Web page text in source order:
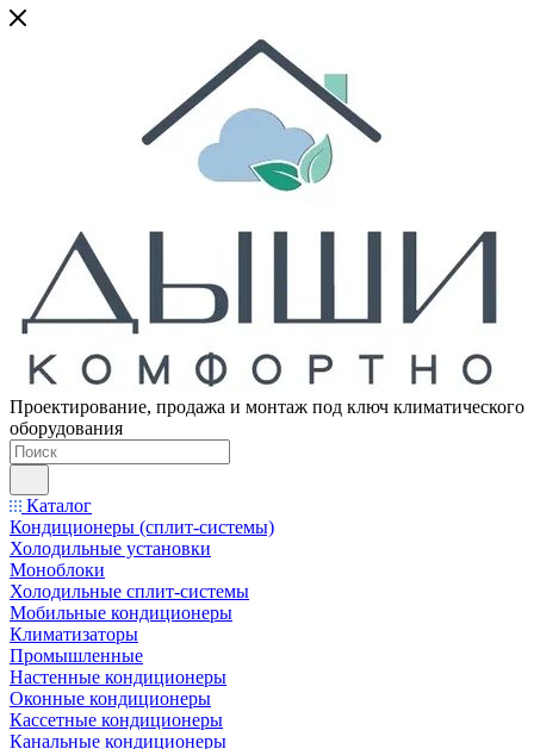
Проектирование, продажа и монтаж под ключ климатического
оборудования
Каталог
Кондиционеры (сплит-системы)
Холодильные установки
Моноблоки
Холодильные сплит-системы
Мобильные кондиционеры
Климатизаторы
Промышленные
Настенные кондиционеры
Оконные кондиционеры
Кассетные кондиционеры
Канальные кондиционеры